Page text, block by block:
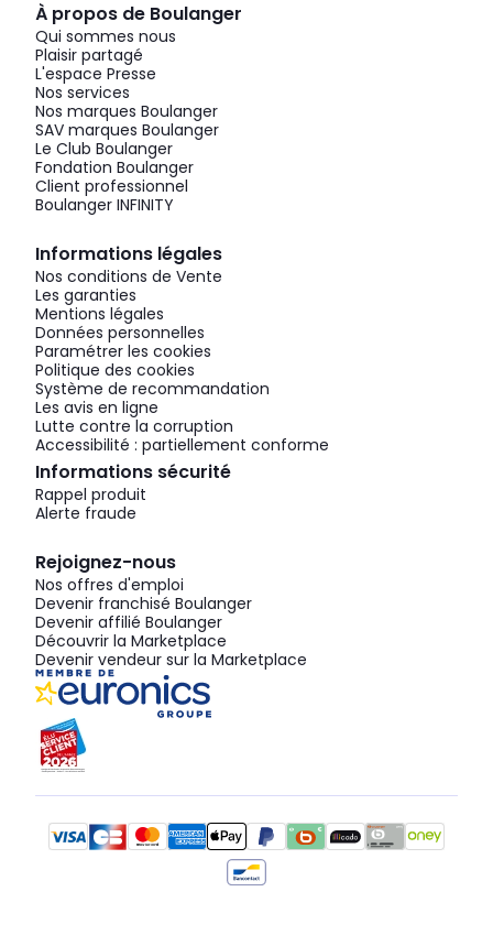
À propos de Boulanger
Qui sommes nous
Plaisir partagé
L'espace Presse
Nos services
Nos marques Boulanger
SAV marques Boulanger
Le Club Boulanger
Fondation Boulanger
Client professionnel
Boulanger INFINITY
Informations légales
Nos conditions de Vente
Les garanties
Mentions légales
Données personnelles
Paramétrer les cookies
Politique des cookies
Système de recommandation
Les avis en ligne
Lutte contre la corruption
Accessibilité : partiellement conforme
Informations sécurité
Rappel produit
Alerte fraude
Rejoignez-nous
Nos offres d'emploi
Devenir franchisé Boulanger
Devenir affilié Boulanger
Découvrir la Marketplace
Devenir vendeur sur la Marketplace